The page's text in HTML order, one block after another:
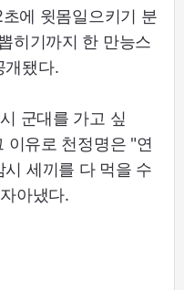
에 윗몸일으키기 분
히기까지 한 만능스
개됐다.
군대를 가고 싶
이유로 천정명은 "연
세끼를 다 먹을 수
아냈다.